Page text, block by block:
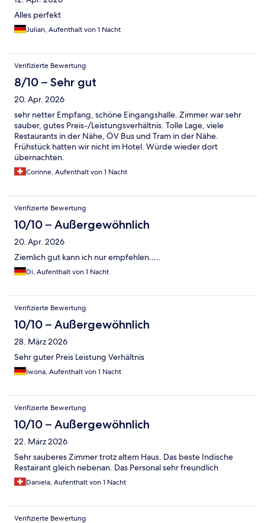
Alles perfekt
Julian, Aufenthalt von 1 Nacht
Verifizierte Bewertung
8/10 – Sehr gut
20. Apr. 2026
sehr netter Empfang, schöne Eingangshalle. Zimmer war sehr
sauber, gutes Preis-/Leistungsverhältnis. Tolle Lage, viele
Restaurants in der Nähe, ÖV Bus und Tram in der Nähe.
Frühstück hatten wir nicht im Hotel. Würde wieder dort
übernachten.
Corinne, Aufenthalt von 1 Nacht
Verifizierte Bewertung
10/10 – Außergewöhnlich
20. Apr. 2026
Ziemlich gut kann ich nur empfehlen…..
Di, Aufenthalt von 1 Nacht
Verifizierte Bewertung
10/10 – Außergewöhnlich
28. März 2026
Sehr guter Preis Leistung Verhältnis
Iwona, Aufenthalt von 1 Nacht
Verifizierte Bewertung
10/10 – Außergewöhnlich
22. März 2026
Sehr sauberes Zimmer trotz altem Haus. Das beste Indische
Restairant gleich nebenan. Das Personal sehr freundlich
Daniela, Aufenthalt von 1 Nacht
Verifizierte Bewertung